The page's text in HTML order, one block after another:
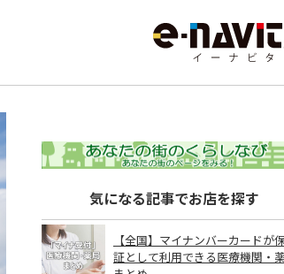
気になる記事でお店を探す
【全国】マイナンバーカードが
証として利用できる医療機関・